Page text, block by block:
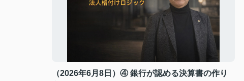
（2026年6月8日）④ 銀行が認める決算書の作り